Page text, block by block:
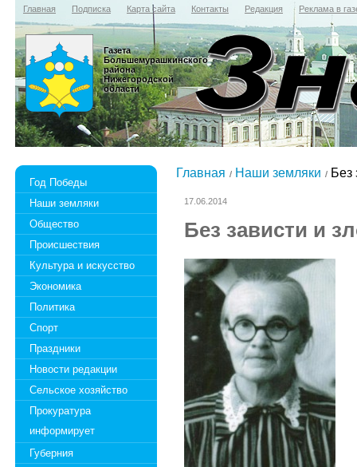
Главная Подписка Карта сайта Контакты Редакция Реклама в
Газета
Большемурашкинского
района
Нижегородской
области
Год Победы
Наши земляки
Общество
Происшествия
Культура и искусство
Экономика
Политика
Спорт
Праздники
Новости редакции
Сельское хозяйство
Прокуратура
информирует
Губерния
Главная Наши земляки Без
17.06.2014
Без зависти и